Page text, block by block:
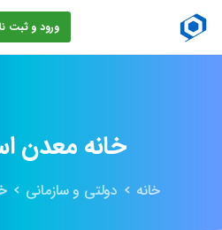
ورود و ثبت
خانه معدن
خانه دولتی و سازمانی